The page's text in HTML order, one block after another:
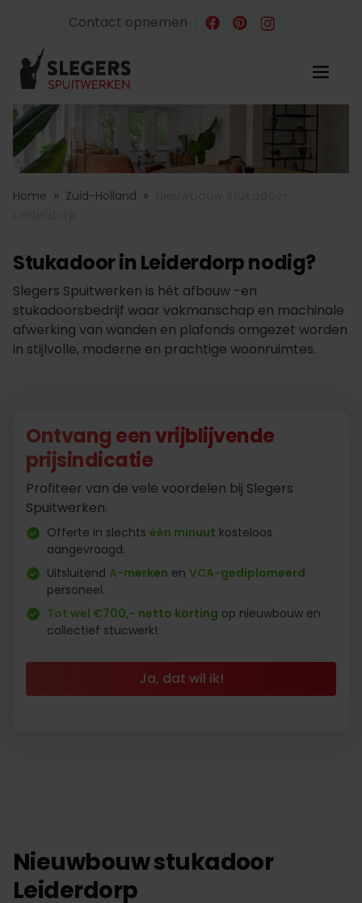
Contact opnemen
Home » Zuid-Holland »
Stukadoor in Leiderdorp nodig?
Slegers Spuitwerken is hét afbouw -en
stukadoorsbedrijf waar vakmanschap en machinale
afwerking van wanden en plafonds omgezet worden
in stijlvolle, moderne en prachtige woonruimtes.
Ontvang een vrijblijvende
prijsindicatie
Profiteer van de vele voordelen bij Slegers
Spuitwerken.
Offerte in slechts één minuut kosteloos
aangevraagd.
Uitsluitend A-merken en VCA-gediplomeerd
personeel.
Tot wel €700,- netto korting op nieuwbouw en
collectief stucwerk!
Ja, dat wil ik!
Nieuwbouw stukadoor
Leiderdorp